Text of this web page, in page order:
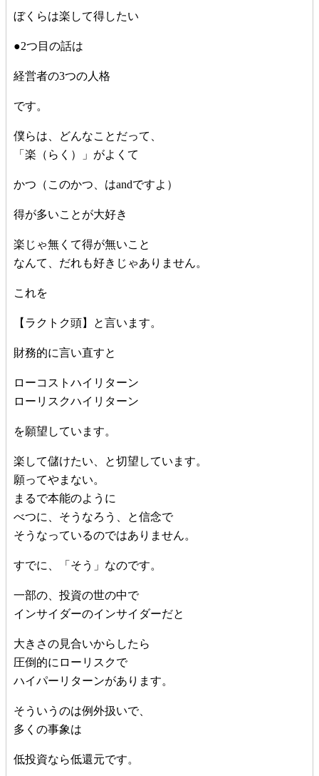
ぼくらは楽して得したい
●2つ目の話は
経営者の3つの人格
です。
僕らは、どんなことだって、
「楽（らく）」がよくて
かつ（このかつ、はandですよ）
得が多いことが大好き
楽じゃ無くて得が無いこと
なんて、だれも好きじゃありません。
これを
【ラクトク頭】と言います。
財務的に言い直すと
ローコストハイリターン
ローリスクハイリターン
を願望しています。
楽して儲けたい、と切望しています。
願ってやまない。
まるで本能のように
べつに、そうなろう、と信念で
そうなっているのではありません。
すでに、「そう」なのです。
一部の、投資の世の中で
インサイダーのインサイダーだと
大きさの見合いからしたら
圧倒的にローリスクで
ハイパーリターンがあります。
そういうのは例外扱いで、
多くの事象は
低投資なら低還元です。